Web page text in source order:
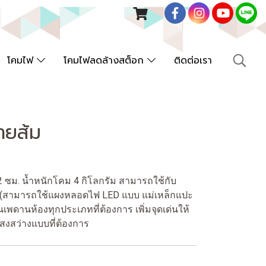
โคมไฟ โคมไฟลดล้างสต็อก ติดต่อเรา
ยส้ม
ซม. น้ำหนักโคม 4 กิโลกรัม สามารถใช้กับ
ามารถใช้แผงหลอดไฟ LED แบบ แม่เหล็กแปะ
พดานห้องทุกประเภทที่ต้องการ เพิ่มจุดเด่นให้
สว่างแบบที่ต้องการ